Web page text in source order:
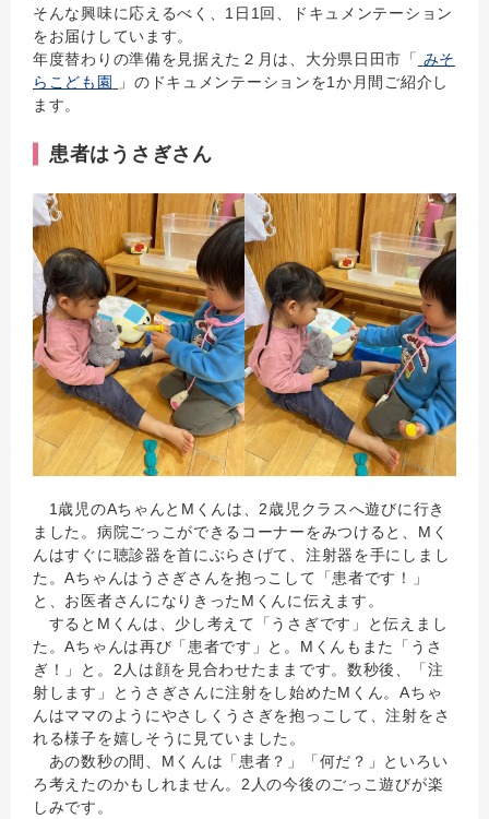
そんな興味に応えるべく、1日1回、ドキュメンテーション
をお届けしています。
年度替わりの準備を見据えた２月は、大分県日田市「 みそ
らこども園
」のドキュメンテーションを1か月間ご紹介し
ます。
患者はうさぎさん
1歳児のAちゃんとMくんは、2歳児クラスへ遊びに行き
ました。病院ごっこができるコーナーをみつけると、Mく
んはすぐに聴診器を首にぶらさげて、注射器を手にしまし
た。Aちゃんはうさぎさんを抱っこして「患者です！」
と、お医者さんになりきったMくんに伝えます。
するとMくんは、少し考えて「うさぎです」と伝えまし
た。Aちゃんは再び「患者です」と。Mくんもまた「うさ
ぎ！」と。2人は顔を見合わせたままです。数秒後、「注
射します」とうさぎさんに注射をし始めたMくん。Aちゃ
んはママのようにやさしくうさぎを抱っこして、注射をさ
れる様子を嬉しそうに見ていました。
あの数秒の間、Mくんは「患者？」「何だ？」といろい
ろ考えたのかもしれません。2人の今後のごっこ遊びが楽
しみです。